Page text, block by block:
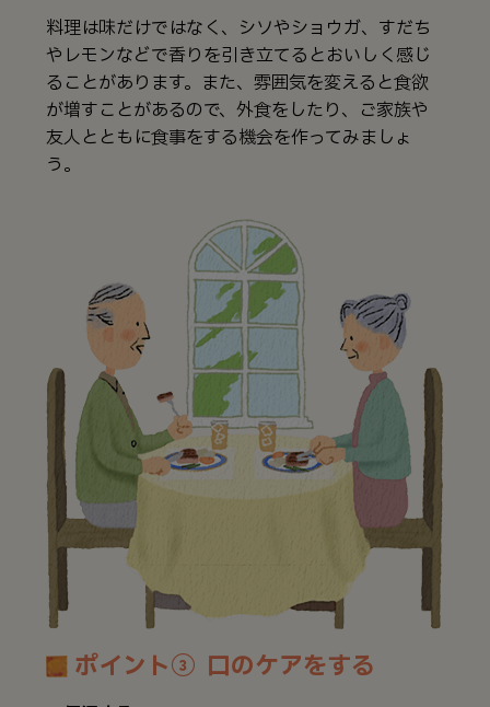
料理は味だけではなく、シソやショウガ、すだち
やレモンなどで香りを引き立てるとおいしく感じ
ることがあります。また、雰囲気を変えると食欲
が増すことがあるので、外食をしたり、ご家族や
友人とともに食事をする機会を作ってみましょ
う。
ポイント③ 口のケアをする